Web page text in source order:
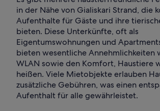
in der Nähe von Gialiskari Strand, die
Aufenthalte für Gäste und ihre
bieten. Diese Unterkünfte, oft als
Eigentumswohnungen und
bieten wesentliche Annehmlichkeiten
WLAN sowie den Komfort, Haustiere
heißen. Viele Mietobjekte erlauben
zusätzliche Gebühren, was einen
Aufenthalt für alle gewährleistet.